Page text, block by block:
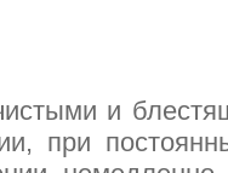
и
при